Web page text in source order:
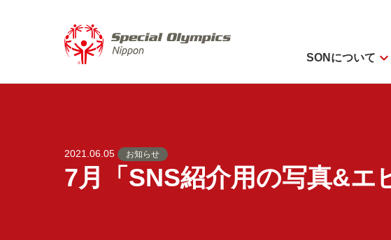
SONについて expand_more
2021.06.05 お知らせ
7月「SNS紹介用の写真&エ